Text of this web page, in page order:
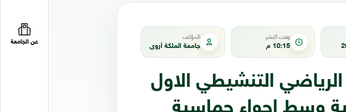
عن الجامعة
وقت النشر
10:15 م
المؤلف
جامعة الملكة أروى
التنشيطي الاول